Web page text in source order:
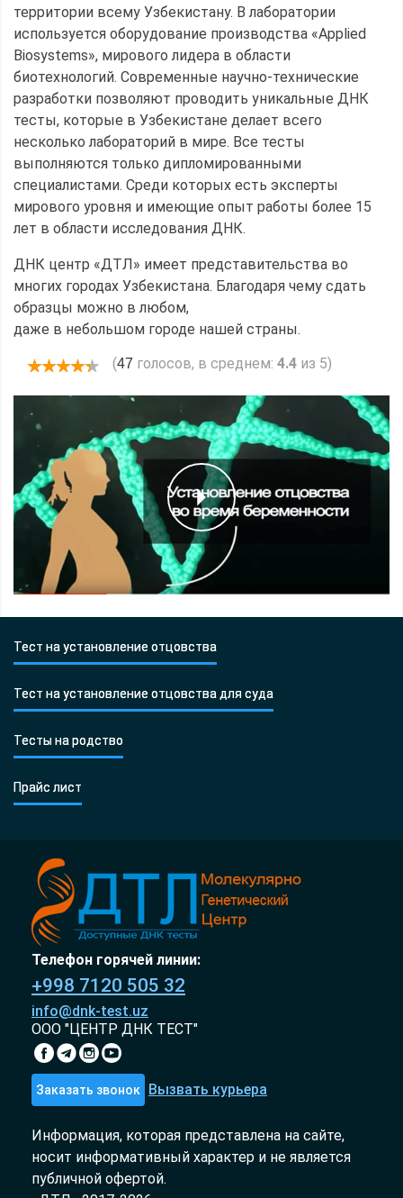
территории всему Узбекистану. В лаборатории
используется оборудование производства «Applied
Biosystems», мирового лидера в области
биотехнологий. Современные научно-технические
разработки позволяют проводить уникальные ДНК
тесты, которые в Узбекистане делает всего
несколько лабораторий в мире. Все тесты
выполняются только дипломированными
специалистами. Среди которых есть эксперты
мирового уровня и имеющие опыт работы более 15
лет в области исследования ДНК.
ДНК центр «ДТЛ» имеет представительства во
многих городах Узбекистана. Благодаря чему сдать
образцы можно в любом,
даже в небольшом городе нашей страны.
(47 голосов, в среднем: 4.4 из 5)
Тест на установление отцовства
Тест на установление отцовства для суда
Тесты на родство
Прайс лист
Телефон горячей линии:
+998 7120 505 32
info@dnk-test.uz
ООО "ЦЕНТР ДНК ТЕСТ"
Заказать звонок Вызвать курьера
Информация, которая представлена на сайте,
носит информативный характер и не является
публичной офертой.